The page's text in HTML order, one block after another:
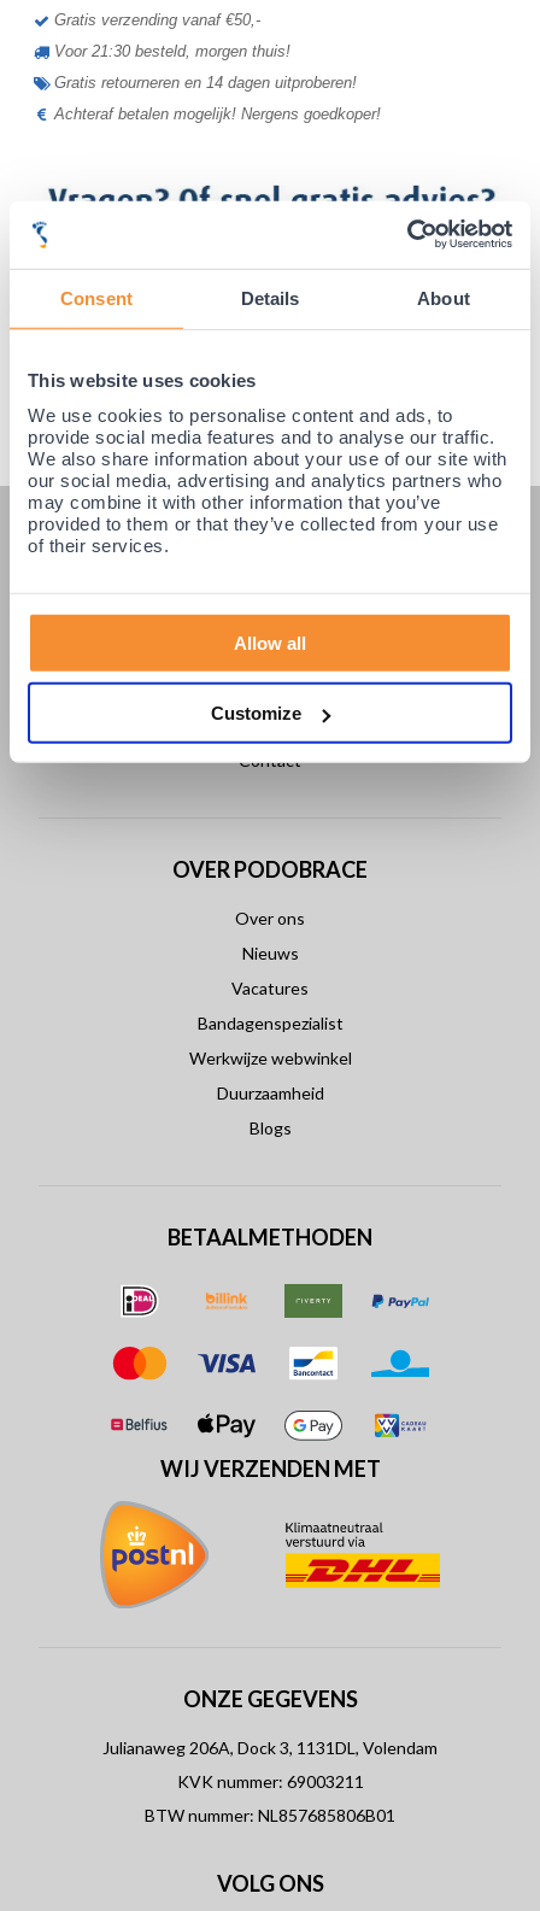
Consent Details About
This website uses cookies
We use cookies to personalise content and ads, to
provide social media features and to analyse our traffic.
We also share information about your use of our site with
our social media, advertising and analytics partners who
may combine it with other information that you’ve
provided to them or that they’ve collected from your use
of their services.
Allow all
Customize
Gratis verzending vanaf €50,-
Voor 21:30 besteld, morgen thuis!
Gratis retourneren en 14 dagen uitproberen!
Achteraf betalen mogelijk! Nergens goedkoper!
KLANTENSERVICE
Klantenservice
Betaling & Levering
Retourneren / Ruilen
Login partners
Contact
OVER PODOBRACE
Over ons
Nieuws
Vacatures
Bandagenspezialist
Werkwijze webwinkel
Duurzaamheid
Blogs
BETAALMETHODEN
WIJ VERZENDEN MET
ONZE GEGEVENS
Julianaweg 206A, Dock 3, 1131DL, Volendam
KVK nummer: 69003211
BTW nummer: NL857685806B01
VOLG ONS